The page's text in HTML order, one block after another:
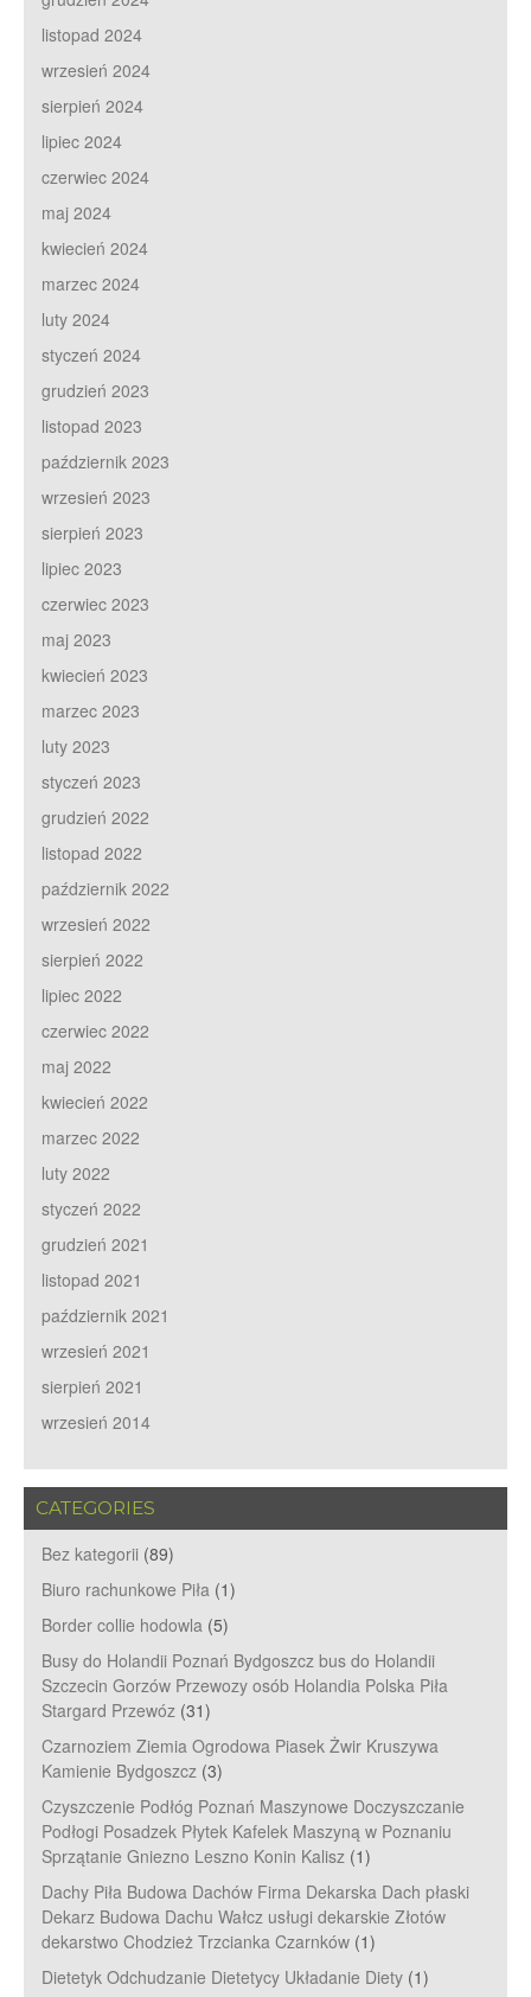
listopad 2024
wrzesień 2024
sierpień 2024
lipiec 2024
czerwiec 2024
maj 2024
kwiecień 2024
marzec 2024
luty 2024
styczeń 2024
grudzień 2023
listopad 2023
październik 2023
wrzesień 2023
sierpień 2023
lipiec 2023
czerwiec 2023
maj 2023
kwiecień 2023
marzec 2023
luty 2023
styczeń 2023
grudzień 2022
listopad 2022
październik 2022
wrzesień 2022
sierpień 2022
lipiec 2022
czerwiec 2022
maj 2022
kwiecień 2022
marzec 2022
luty 2022
styczeń 2022
grudzień 2021
listopad 2021
październik 2021
wrzesień 2021
sierpień 2021
wrzesień 2014
CATEGORIES
Bez kategorii (89)
Biuro rachunkowe Piła (1)
Border collie hodowla (5)
Busy do Holandii Poznań Bydgoszcz bus do Holandii
Szczecin Gorzów Przewozy osób Holandia Polska Piła
Stargard Przewóz (31)
Czarnoziem Ziemia Ogrodowa Piasek Żwir Kruszywa
Kamienie Bydgoszcz (3)
Czyszczenie Podłóg Poznań Maszynowe Doczyszczanie
Podłogi Posadzek Płytek Kafelek Maszyną w Poznaniu
Sprzątanie Gniezno Leszno Konin Kalisz (1)
Dachy Piła Budowa Dachów Firma Dekarska Dach płaski
Dekarz Budowa Dachu Wałcz usługi dekarskie Złotów
dekarstwo Chodzież Trzcianka Czarnków (1)
Dietetyk Odchudzanie Dietetycy Układanie Diety (1)